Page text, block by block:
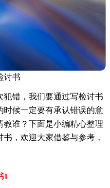
讨书
犯错，我们要通过写检讨书
时候一定要有承认错误的意
谁？下面是小编精心整理
，欢迎大家借鉴与参考，
1